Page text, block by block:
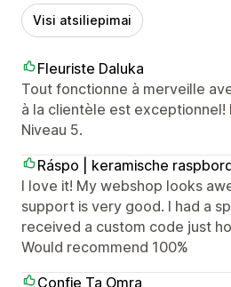
Visi atsiliepimai
Fleuriste Daluka
Tout fonctionne à merveille
à la clientèle est exceptionnel!
Niveau 5.
Ráspo | keramische
I love it! My webshop looks
support is very good. I had a
received a custom code just
Would recommend 100%
Confie Ta Omra